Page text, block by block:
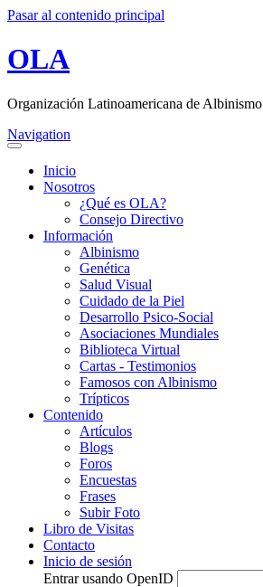
Pasar al contenido principal
OLA
Organización Latinoamericana de Albinismo
Navigation
Inicio
Nosotros
¿Qué es OLA?
Consejo Directivo
Información
Albinismo
Genética
Salud Visual
Cuidado de la Piel
Desarrollo Psico-Social
Asociaciones Mundiales
Biblioteca Virtual
Cartas - Testimonios
Famosos con Albinismo
Trípticos
Contenido
Artículos
Blogs
Foros
Encuestas
Frases
Subir Foto
Libro de Visitas
Contacto
Inicio de sesión
Entrar usando OpenID